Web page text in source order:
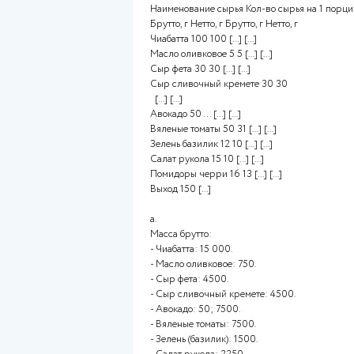
технологическими
положить кусочки хлеба на
сбрызнуть оливковым маслом,
или под саламандер. Хлебу
пикантности). Смешать
Авокадо нарезать кубиками,
массой, сверху положить
Рецептура блюда «Брускетта
Наименование сырья Кол-во
Масло оливковое 5 5 [...] [...]
Сыр фета 30 30 [...] [...]
Сыр сливочный кремете 30 30
[...] [...]
Авокадо 50 … [...] [...]
Вяленые томаты 50 31 [...] [...]